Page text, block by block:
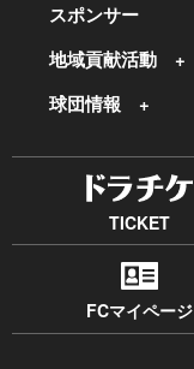
スポンサー
地域貢献活動
球団情報
TICKET
FCマイページ